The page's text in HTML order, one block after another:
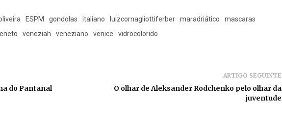
ESPM gondolas italiano luizcornagliottiferber maradriático
mascaras
veneziah veneziano venice vidrocolorido
do Pantanal
ARTIGO SEGUINTE
O olhar de Aleksander Rodchenko pelo olhar da
juventude